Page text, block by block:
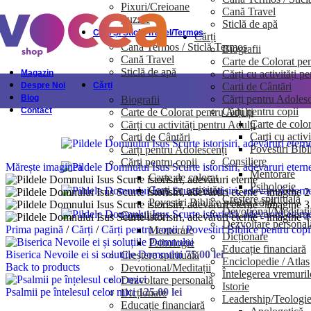
Skip to navigationSkip to main content
Cană Travel
Sticlă de apă
Cărți
Biografii
Carte de Colorat
Cărți cu activități
Carti de Cântări
Cărți pentru
Cărți pentru copii
Carte de
Carți cu
Povestiri
Consiliere
Mentorare
Psihologie
Creștere spirituală
Devotional/
Dezvoltare
Dicționare
Educație financiară
Enciclopedie / Atlas
Întelegerea
Istorie
Leadership/Teologie
Magazin
Despre Noi
Blog
Contact
Pixuri/Creioane
Puzzle
Căni Și Sticle Travel/Termos
Cană Termos / Sticlă Termos
Cană Travel
Sticlă de apă
Cărți
Biografii
Carte de Colorat pentru Adulți
Cărți cu activități pentru Adulți
Carti de Cântări
Cărți pentru Adolescenți
Cărți pentru copii
Carte de colorat
Carți cu activități
Povestiri Biblice pentru copii
Consiliere
Mentorare
Psihologie
Creștere spirituală
Devotional/Meditații
Dezvoltare personală
Dicționare
Educație financiară
Mărește imaginea
Prima pagină / Cărți / Cărți pentru copii/ Povestiri Biblice pentru
Biserica Nevoile ei si solutiile Domnului75.00lei
Back to products
Psalmii pe întelesul celor mici125.00 lei